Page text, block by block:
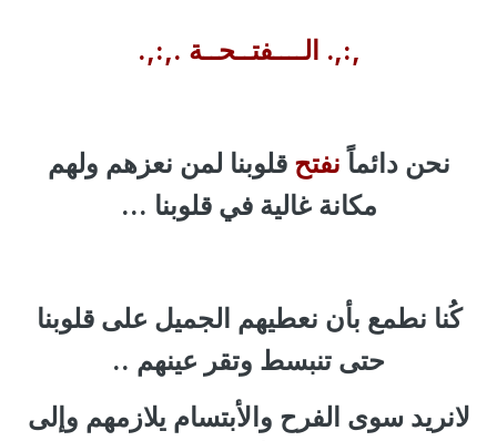
,:,. الــــفتــحــة .,:,.
نحن دائماً نفتحقلوبنا لمن نعزهم ولهم
مكانة غالية في قلوبنا ...
كُنا نطمع بأن نعطيهم الجميل على قلوبنا
حتى تنبسط وتقر عينهم ..
لانريد سوى الفرح والأبتسام يلازمهم وإلى